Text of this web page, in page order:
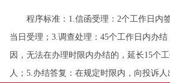
程序标准：1.信函受理：2个工作日内签
当日受理；3.调查处理：45个工作日内办
因，无法在办理时限内办结的，延长15个
人；5.办结答复：在规定时限内，向投诉人